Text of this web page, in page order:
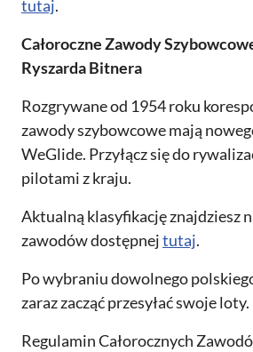
tutaj.
Całoroczne Zawody
Ryszarda Bitnera
Rozgrywane od 1954 roku
zawody szybowcowe mają
WeGlide. Przyłącz się do
pilotami z kraju.
Aktualną klasyfikację znajdziesz
zawodów dostępnejtutaj.
Po wybraniu dowolnego
zaraz zacząć przesyłać swoje loty.
Regulamin Całorocznych